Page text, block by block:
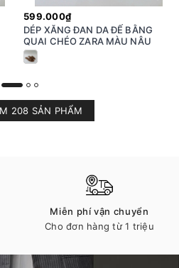
599.000₫
DÉP XĂNG ĐAN DA ĐẾ BẰNG
QUAI CHÉO ZARA MÀU NÂU
208 SẢN PHẨM
Miễn phí vận chuyển
Cho đơn hàng từ 1 triệu